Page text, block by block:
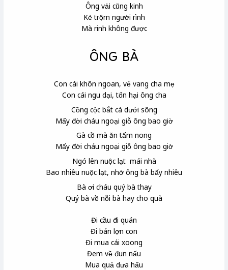
Ông vải cũng kinh
Kẻ trộm người rình
Mà rinh không được
ÔNG BÀ
Con cái khôn ngoan, vẻ vang cha mẹ
Con cái ngu dại, tổn hại ông cha
Cồng cộcbắt cá dưới sông
Mấy đời cháu ngoại giỗ ông bao giờ
Gà cồ mà ăn tấm nong
Mấy đời cháu ngoại giỗ ông bao giờ
Ngó lên nuộc lạt mái nhà
Bao nhiêu nuộc lạt, nhớ ông bà bấy nhiêu
Bà ơi cháu quý bà thay
Quý bà về nỗi bà hay cho quà
Đi cầu đi quán
Đi bán lợn con
Đi mua cái xoong
Đem về đun nấu
Mua quả dưa hấu